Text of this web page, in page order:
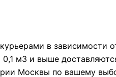
в зависимости
м3 и выше
Москвы по вашему